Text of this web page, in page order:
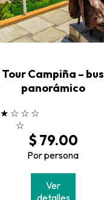
Tour Campiña – bus
panorámico
★ ☆ ☆ ☆
☆
$ 79.00
Por persona
Ver
detalles